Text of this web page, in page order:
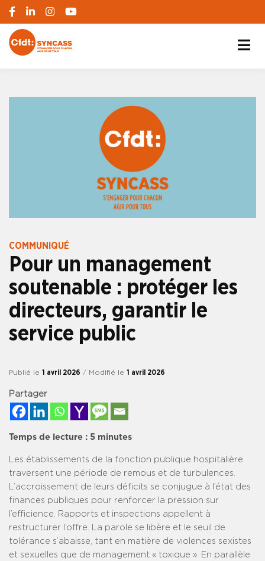
COMMUNIQUÉ
Pour un management
soutenable : protéger les
directeurs, garantir le
service public
Publié le 1 avril 2026 / Modifié le 1 avril 2026
Partager
Temps de lecture : 5 minutes
Les établissements de la fonction publique hospitalière
traversent une période de remous et de turbulences.
L’accroissement de leurs déficits se conjugue à l’état des
finances publiques pour renforcer la pression sur
l’efficience. Rapports et inspections appellent à
restructurer l’offre. La parole se libère et le seuil de
tolérance s’abaisse, tant en matière de violences sexistes
et sexuelles que de management « toxique ». En parallèle